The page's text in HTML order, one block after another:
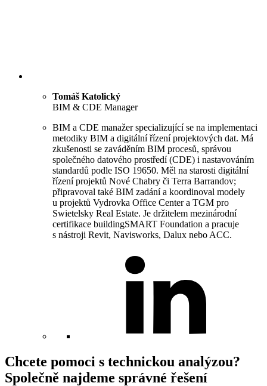
Tomáš Katolický
BIM & CDE Manager
BIM a CDE manažer specializující se na implementaci
metodiky BIM a digitální řízení projektových dat. Má
zkušenosti se zaváděním BIM procesů, správou
společného datového prostředí (CDE) i nastavováním
standardů podle ISO 19650. Měl na starosti digitální
řízení projektů Nové Chabry či Terra Barrandov;
připravoval také BIM zadání a koordinoval modely
u projektů Vydrovka Office Center a TGM pro
Swietelsky Real Estate. Je držitelem mezinárodní
certifikace buildingSMART Foundation a pracuje
s nástroji Revit, Navisworks, Dalux nebo ACC.
Chcete pomoci s technickou analýzou?
Společně najdeme správné řešení